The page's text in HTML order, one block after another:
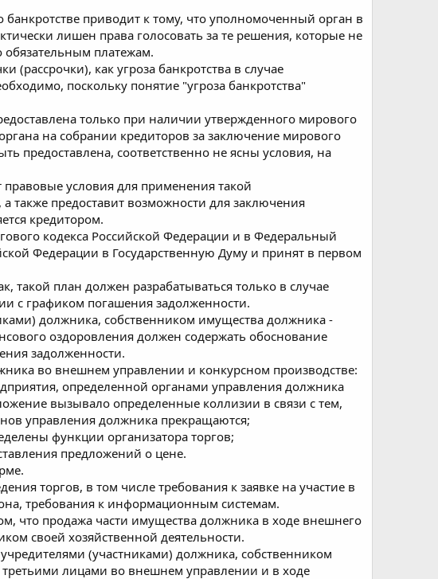
приводит к тому, что уполномоченный орган в
лишен права голосовать за те решения, которые не
платежам.
(рассрочки), как угроза банкротства в случае
поскольку понятие "угроза банкротства"
только при наличии утвержденного мирового
на собрании кредиторов за заключение мирового
предоставлена, соответственно не ясны условия, на
правовые условия для применения такой
также предоставит возможности для заключения
кредитором.
кодекса Российской Федерации и в Федеральный
Федерации в Государственную Думу и принят в первом
такой план должен разрабатываться только в случае
с графиком погашения задолженности.
должника, собственником имущества должника -
оздоровления должен содержать обоснование
задолженности.
во внешнем управлении и конкурсном производстве:
определенной органами управления должника
вызывало определенные коллизии в связи с тем,
управления должника прекращаются;
функции организатора торгов;
предложений о цене.
торгов, в том числе требования к заявке на участие в
требования к информационным системам.
что продажа части имущества должника в ходе внешнего
своей хозяйственной деятельности.
(участниками) должника, собственником
лицами во внешнем управлении и в ходе